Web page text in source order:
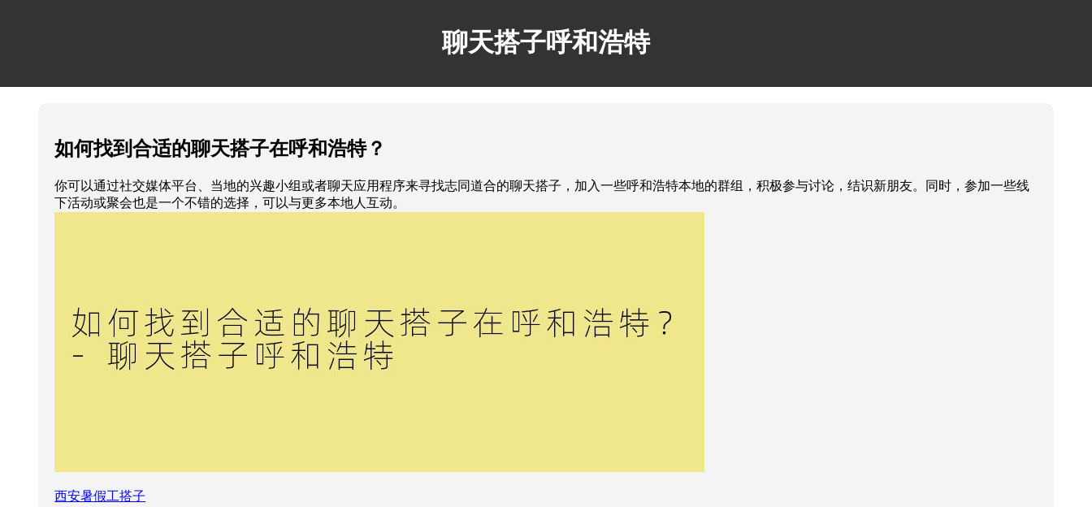
聊天搭子呼和浩特
如何找到合适的聊天搭子在呼和浩特？
你可以通过社交媒体平台、当地的兴趣小组或者聊天应用程序来寻找志同道合的聊天搭子，加入一些呼和浩特本地的群组，积极参与讨论，结识新朋友。同时，参加一些线
下活动或聚会也是一个不错的选择，可以与更多本地人互动。
西安暑假工搭子